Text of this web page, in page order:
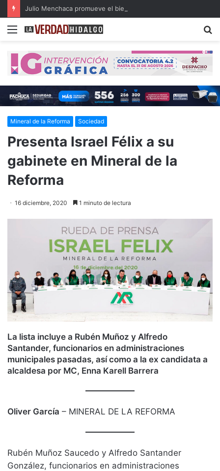
Menu
Mineral de la Reforma Sociedad
Presenta Israel Félix a su
gabinete en Mineral de la
Reforma
16 diciembre, 2020 1 minuto de lectura
La lista incluye a Rubén Muñoz y Alfredo
Santander, funcionarios en administraciones
municipales pasadas, así como a la ex candidata a
alcaldesa por MC, Enna Karell Barrera
Oliver García – MINERAL DE LA REFORMA
Rubén Muñoz Saucedo y Alfredo Santander
González, funcionarios en administraciones